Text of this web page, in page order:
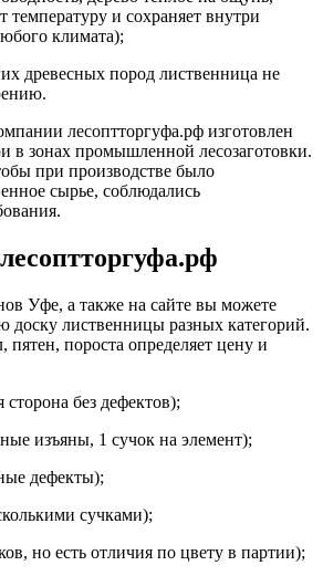
температуру и сохраняет внутри
климата);
древесных пород лиственница не
лесоптторгуфа.рф изготовлен
в зонах промышленной лесозаготовки.
при производстве было
сырье, соблюдались
Уфе, а также на сайте вы можете
доску лиственницы разных категорий.
пятен, пороста определяет цену и
сторона без дефектов);
изъяны, 1 сучок на элемент);
дефекты);
сучками);
но есть отличия по цвету в партии);